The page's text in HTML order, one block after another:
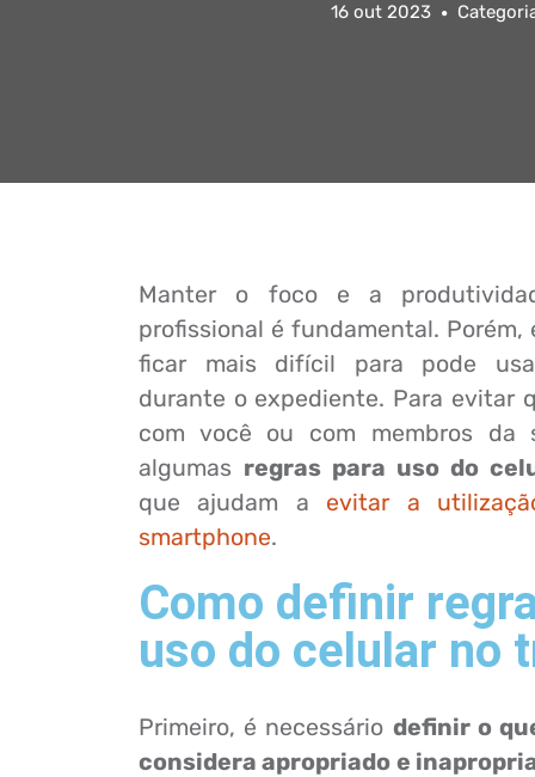
16 out 2023
Manter o foco e a
profissional é fundamental. Porém,
ficar mais difícil para pode
durante o expediente. Para evitar
com você ou com membros da
algumas regras para uso do
que ajudam a evitar a
smartphone.
Como definir
uso do celular no
Primeiro, é necessário definir o
considera apropriado e